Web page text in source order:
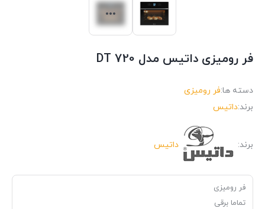
فر رومیزی داتیس مدل DT 720
دسته ها:فر رومیزی
برند:داتیس
برند: داتیس
فر رومیزی
تماما برقی